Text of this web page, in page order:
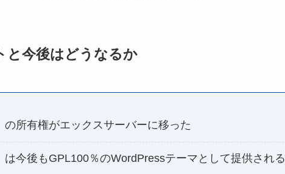
と今後はどうなるか
の所有権がエックスサーバーに移った
は今後もGPL100％のWordPressテーマとして提供される